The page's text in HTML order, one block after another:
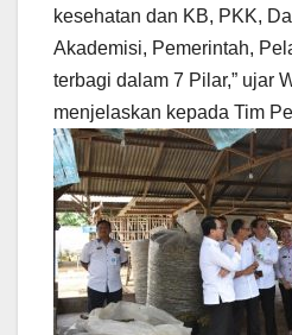
kesehatan dan KB, PKK,
Akademisi, Pemerintah,
terbagi dalam 7 Pilar,” ujar
menjelaskan kepada Tim